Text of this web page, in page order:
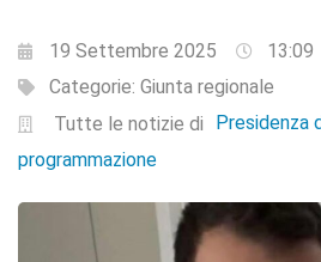
19 Settembre 2025
13:09
Categorie: Giunta regionale
Tutte le notizie di
Presidenza
programmazione